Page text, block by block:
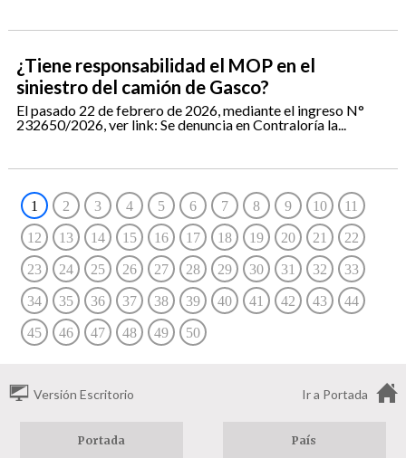
¿Tiene responsabilidad el MOP en el
siniestro del camión de Gasco?
El pasado 22 de febrero de 2026, mediante el ingreso N°
232650/2026, ver link: Se denuncia en Contraloría la...
1 2 3 4 5 6 7 8 9 10 11
12 13 14 15 16 17 18 19 20 21 22
23 24 25 26 27 28 29 30 31 32 33
34 35 36 37 38 39 40 41 42 43 44
45 46 47 48 49 50
Versión Escritorio Ir a Portada
Portada País